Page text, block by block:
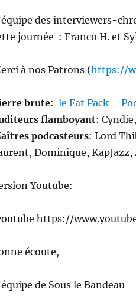
des interviewers-
journée : Franco H. et
à nos Patrons (https://
brute: le Fat Pack –
flamboyant:
podcasteurs: Lord
Dominique,
Youtube:
https://
écoute,
de Sous le Bandeau